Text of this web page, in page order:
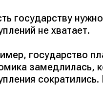
государству
не хватает.
государство
замедлилась,